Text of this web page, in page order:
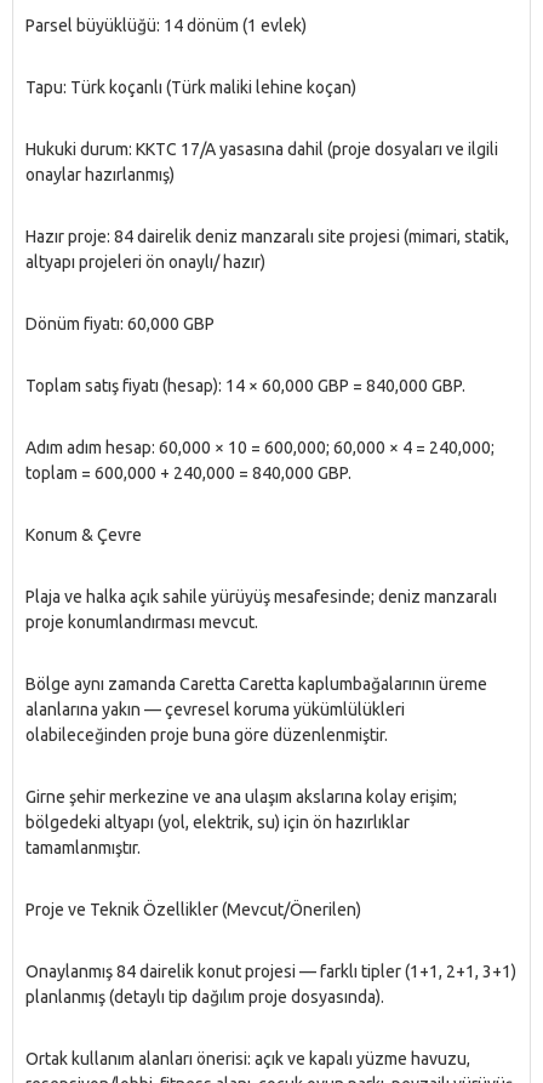
Parsel büyüklüğü: 14 dönüm (1 evlek)
Tapu: Türk koçanlı (Türk maliki lehine koçan)
Hukuki durum: KKTC 17/A yasasına dahil (proje dosyaları ve ilgili
onaylar hazırlanmış)
Hazır proje: 84 dairelik deniz manzaralı site projesi (mimari, statik,
altyapı projeleri ön onaylı/ hazır)
Dönüm fiyatı: 60,000 GBP
Toplam satış fiyatı (hesap): 14 × 60,000 GBP = 840,000 GBP.
Adım adım hesap: 60,000 × 10 = 600,000; 60,000 × 4 = 240,000;
toplam = 600,000 + 240,000 = 840,000 GBP.
Konum & Çevre
Plaja ve halka açık sahile yürüyüş mesafesinde; deniz manzaralı
proje konumlandırması mevcut.
Bölge aynı zamanda Caretta Caretta kaplumbağalarının üreme
alanlarına yakın — çevresel koruma yükümlülükleri
olabileceğinden proje buna göre düzenlenmiştir.
Girne şehir merkezine ve ana ulaşım akslarına kolay erişim;
bölgedeki altyapı (yol, elektrik, su) için ön hazırlıklar
tamamlanmıştır.
Proje ve Teknik Özellikler (Mevcut/Önerilen)
Onaylanmış 84 dairelik konut projesi — farklı tipler (1+1, 2+1, 3+1)
planlanmış (detaylı tip dağılım proje dosyasında).
Ortak kullanım alanları önerisi: açık ve kapalı yüzme havuzu,